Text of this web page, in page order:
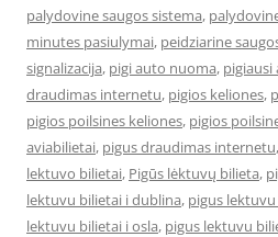
palydovine saugos sistema,
minutes pasiulymai, peidziarine
signalizacija, pigi auto nuoma, pigiausi
draudimas internetu, pigios keliones,
pigios poilsines keliones, pigios
aviabilietai, pigus draudimas internetu,
lektuvo bilietai, Pigūs lėktuvų bilieta,
lektuvu bilietai i dublina, pigus
lektuvu bilietai i osla, pigus lektuvu